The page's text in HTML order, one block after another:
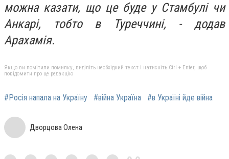
можна казати, що це буде у Стамбулі чи
Анкарі, тобто в Туреччині, - додав
Арахамія.
Якщо ви помітили помилку, виділіть необхідний текст і натисніть Ctrl + Enter, щоб
повідомити про це редакцію
#Росія напала на Україну #війна Україна #в Україні йде війна
Дворцова Олена